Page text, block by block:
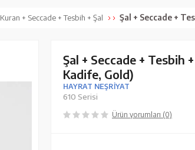
Kuran + Seccade + Tesbih + Şal Şal + Seccade + Tesbih +
Şal + Seccade + Tesbih
Kadife, Gold)
HAYRAT NEŞRİYAT
610 Serisi
Ürün yorumları (0)